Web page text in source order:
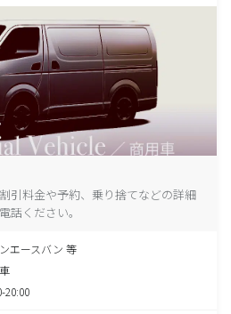
引料金や予約、乗り捨てなどの詳細
話ください。
エースバン 等
20:00